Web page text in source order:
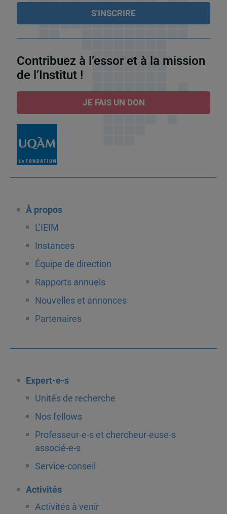
Contribuez à l’essor et à la mission
de l’Institut !
JE FAIS UN DON
À propos
L’IEIM
Instances
Équipe de direction
Rapports annuels
Nouvelles et annonces
Partenaires
Expert-e-s
Unités de recherche
Nos fellows
Professeur-e-s et chercheur-euse-s
associé-e-s
Service-conseil
Activités
Activités à venir